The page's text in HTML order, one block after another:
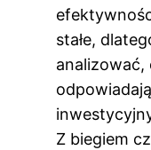
stałe,
Z biegiem